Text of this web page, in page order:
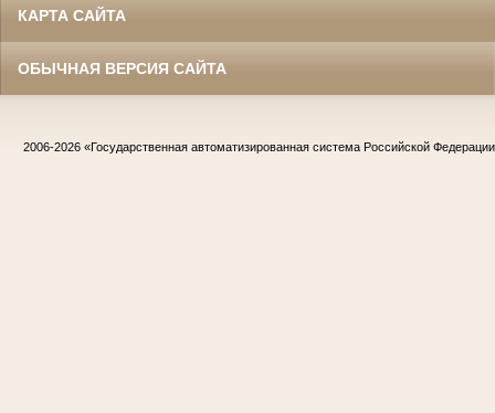
КАРТА САЙТА
ОБЫЧНАЯ ВЕРСИЯ САЙТА
2006-2026 «Государственная автоматизированная система Российской